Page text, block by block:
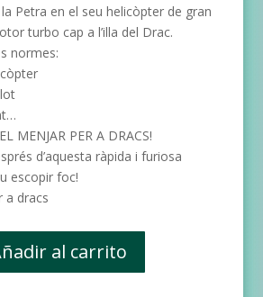
Petra en el seu helicòpter de gran
turbo cap a l’illa del Drac.
normes:
MENJAR PER A DRACS!
d’aquesta ràpida i furiosa
escopir foc!
a dracs
al carrito